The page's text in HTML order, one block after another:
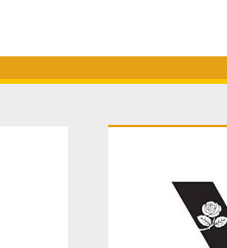
Sidebar